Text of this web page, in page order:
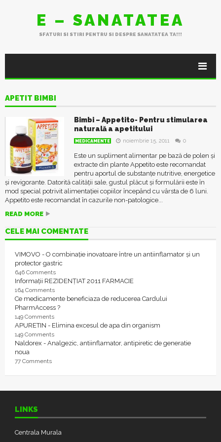
E – SANATATEA
SFATURI SI STIRI PENTRU SI DESPRE SANATATEA TA!!!
APETIT BIMBI
Bimbi – Appetito- Pentru stimularea
naturală a apetitului
MEDICAMENTE noiembrie 15, 2011 0
Este un supliment alimentar pe bază de polen și
extracte din plante Appetito este recomandat
pentru aportul de substanțe nutritive, energetice
și revigorante. Datorită calității sale, gustul plăcut și formulării este în
mod special potrivit alimentației copiilor începând cu vârsta de 6 luni.
Appetito este recomandat în cazurile non-patologice...
READ MORE
CELE MAI COMENTATE
VIMOVO - O combinație inovatoare între un antiinflamator și un
protector gastric
646 Comments
Informații REZIDENȚIAT 2011 FARMACIE
164 Comments
Ce medicamente beneficiaza de reducerea Cardului
PharmAccess ?
149 Comments
APURETIN - Elimina excesul de apa din organism
149 Comments
Naldorex - Analgezic, antiinflamator, antipiretic de generatie
noua
77 Comments
LINKS
Centrala Murala